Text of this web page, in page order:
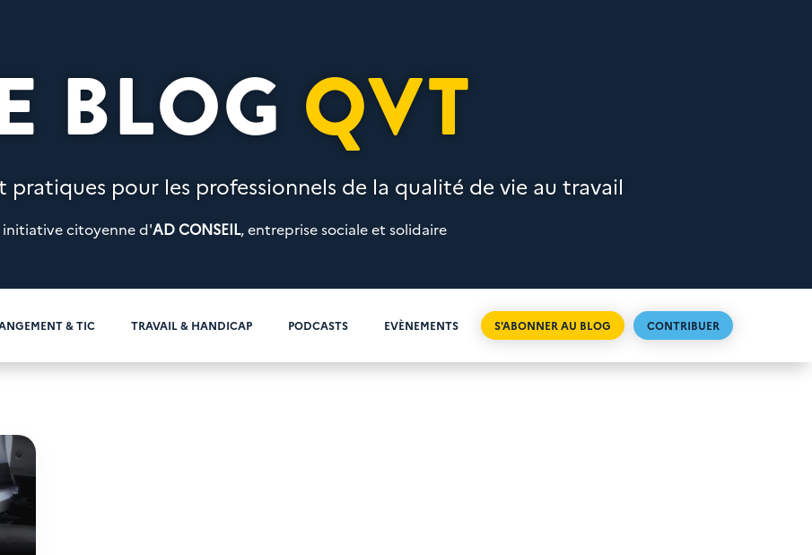
BLOG QVT
pratiques pour les professionnels de la qualité de vie au travail
initiative citoyenne d'AD CONSEIL, entreprise sociale et solidaire
& TIC TRAVAIL & HANDICAP PODCASTS EVÈNEMENTS S'ABONNER AU BLOG CONTRIBUER